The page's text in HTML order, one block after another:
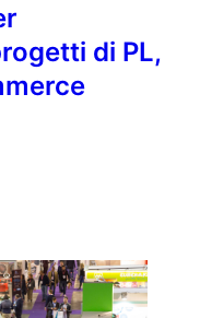
di PL,